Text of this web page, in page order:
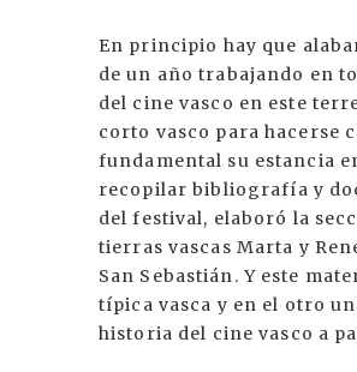
En principio hay que
de un año trabajando en
del cine vasco en este
corto vasco para hacerse
fundamental su estancia
recopilar bibliografía y
del festival, elaboró la
tierras vascas Marta y
San Sebastián. Y este
típica vasca y en el otro
historia del cine vasco a